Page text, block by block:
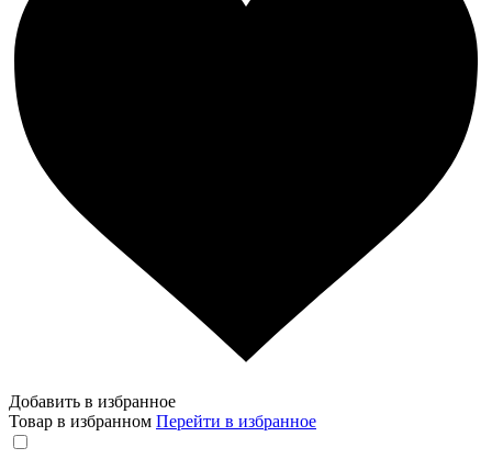
Добавить в избранное
Товар в избранном Перейти в избранное